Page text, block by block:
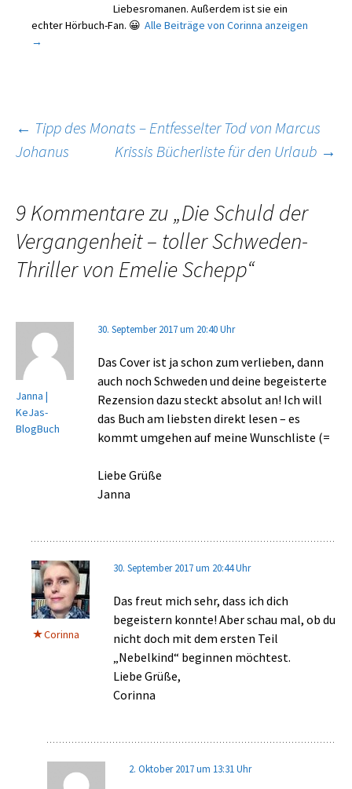
Liebesromanen. Außerdem ist sie ein
echter Hörbuch-Fan. 😀 Alle Beiträge von Corinna anzeigen
→
Beitragsnavigation
← Tipp des Monats – Entfesselter Tod von Marcus
Johanus
Krissis Bücherliste für den Urlaub →
9 Kommentare zu „Die Schuld der
Vergangenheit – toller Schweden-
Thriller von Emelie Schepp“
Janna |
KeJas-
BlogBuch
30. September 2017 um 20:40 Uhr
Das Cover ist ja schon zum verlieben, dann
auch noch Schweden und deine begeisterte
Rezension dazu steckt absolut an! Ich will
das Buch am liebsten direkt lesen – es
kommt umgehen auf meine Wunschliste (=
Liebe Grüße
Janna
Corinna
30. September 2017 um 20:44 Uhr
Das freut mich sehr, dass ich dich
begeistern konnte! Aber schau mal, ob du
nicht doch mit dem ersten Teil
„Nebelkind“ beginnen möchtest.
Liebe Grüße,
Corinna
2. Oktober 2017 um 13:31 Uhr